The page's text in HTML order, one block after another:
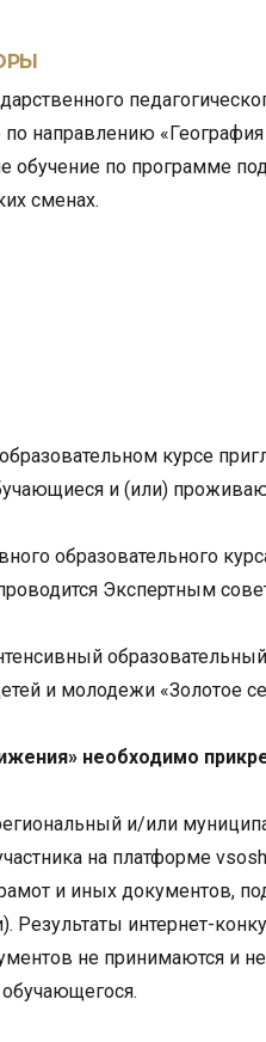
направлению
обучение по программе
сменах.
курсе
и (или)
образовательного
Экспертным
и молодежи «Золотое
необходимо
и/или
на платформе
и иных документов,
Результаты интернет-
не принимаются и